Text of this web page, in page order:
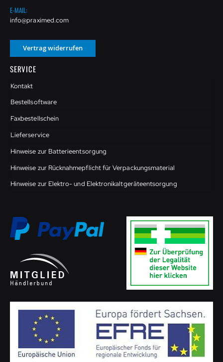
E-MAIL:
info@praximed.com
Vertrag widerrufen
SERVICE
Kontakt
Bestellsoftware
Faxbestellschein
Lieferservice
Hinweise zur Batterieentsorgung
Hinweise zur Rücknahmepflicht für Verpackungsmaterial
Hinweise zur Elektro- und Elektronikaltgeräteentsorgung